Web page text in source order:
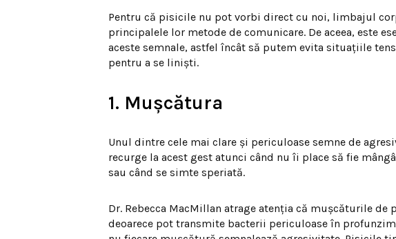
Pentru că pisicile nu pot vorbi direct cu noi, limbajul
principalele lor metode de comunicare. De aceea, este
aceste semnale, astfel încât să putem evita situațiile
pentru a se liniști.
1. Mușcătura
Unul dintre cele mai clare și periculoase semne de
recurge la acest gest atunci când nu îi place să fie
sau când se simte speriată.
Dr. Rebecca MacMillan atrage atenția că mușcăturile
deoarece pot transmite bacterii periculoase în